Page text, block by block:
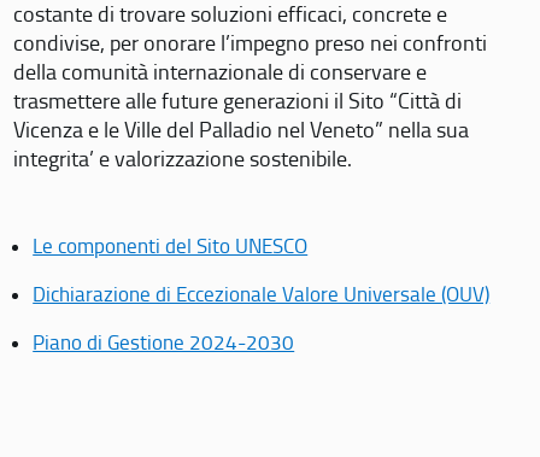
costante di trovare soluzioni efficaci, concrete e
condivise, per onorare l’impegno preso nei confronti
della comunità internazionale di conservare e
trasmettere alle future generazioni il Sito “Città di
Vicenza e le Ville del Palladio nel Veneto” nella sua
integrita’ e valorizzazione sostenibile.
Le componenti del Sito UNESCO
Dichiarazione di Eccezionale Valore Universale (OUV)
Piano di Gestione 2024-2030